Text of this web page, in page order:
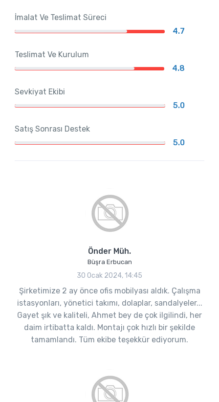
İmalat Ve Teslimat Süreci
4.7
Teslimat Ve Kurulum
4.8
Sevkiyat Ekibi
5.0
Satış Sonrası Destek
5.0
Önder Müh.
Büşra Erbucan
30 Ocak 2024, 14:45
Şirketimize 2 ay önce ofis mobilyası aldık. Çalışma
istasyonları, yönetici takımı, dolaplar, sandalyeler...
Gayet şık ve kaliteli, Ahmet bey de çok ilgilindi, her
daim irtibatta kaldı. Montajı çok hızlı bir şekilde
tamamlandı. Tüm ekibe teşekkür ediyorum.